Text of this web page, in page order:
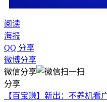
阅读
海报
QQ 分享
微博分享
微信分享
分享
【百宝赚】新出：不养机看